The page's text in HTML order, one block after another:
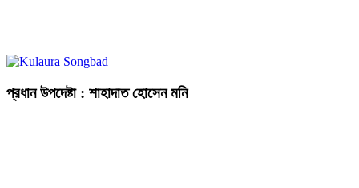
প্রধান উপদেষ্টা : শাহাদাত হোসেন মনি